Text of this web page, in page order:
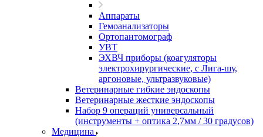
Аппараты
Гемоанализаторы
Ортопантомограф
УВТ
ЭХВЧ приборы (коагуляторы
электрохирургические, с Лига-шу,
аргоновые, ультразвуковые)
Ветеринарные гибкие эндоскопы
Ветеринарные жесткие эндоскопы
Набор 9 операций универсальный
(инструменты + оптика 2,7мм / 30 градусов)
Медицина